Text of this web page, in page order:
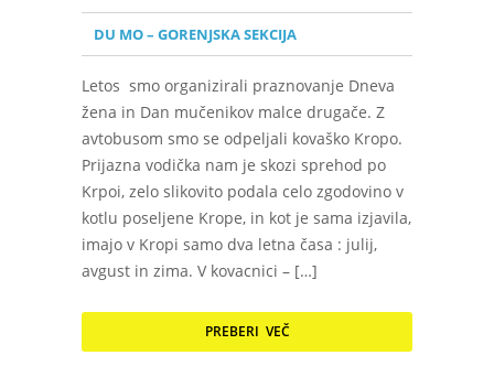
DU MO – GORENJSKA SEKCIJA
Letos smo organizirali praznovanje Dneva
žena in Dan mučenikov malce drugače. Z
avtobusom smo se odpeljali kovaško Kropo.
Prijazna vodička nam je skozi sprehod po
Krpoi, zelo slikovito podala celo zgodovino v
kotlu poseljene Krope, in kot je sama izjavila,
imajo v Kropi samo dva letna časa : julij,
avgust in zima. V kovacnici – […]
PREBERI VEČ